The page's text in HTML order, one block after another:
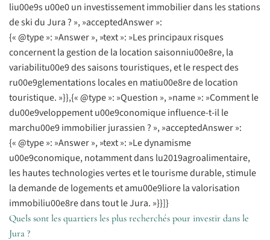
liu00e9s u00e0 un investissement immobilier dans les stations
de ski du Jura ? », »acceptedAnswer »:
{« @type »: »Answer », »text »: »Les principaux risques
concernent la gestion de la location saisonniu00e8re, la
variabilitu00e9 des saisons touristiques, et le respect des
ru00e9glementations locales en matiu00e8re de location
touristique. »}},{« @type »: »Question », »name »: »Comment le
du00e9veloppement u00e9conomique influence-t-il le
marchu00e9 immobilier jurassien ? », »acceptedAnswer »:
{« @type »: »Answer », »text »: »Le dynamisme
u00e9conomique, notamment dans lu2019agroalimentaire,
les hautes technologies vertes et le tourisme durable, stimule
la demande de logements et amu00e9liore la valorisation
immobiliu00e8re dans tout le Jura. »}}]}
Quels sont les quartiers les plus recherchés pour investir dans le
Jura ?